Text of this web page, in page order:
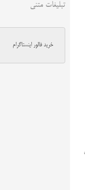
تبلیغات متنی
خرید فالور اینستاگرام